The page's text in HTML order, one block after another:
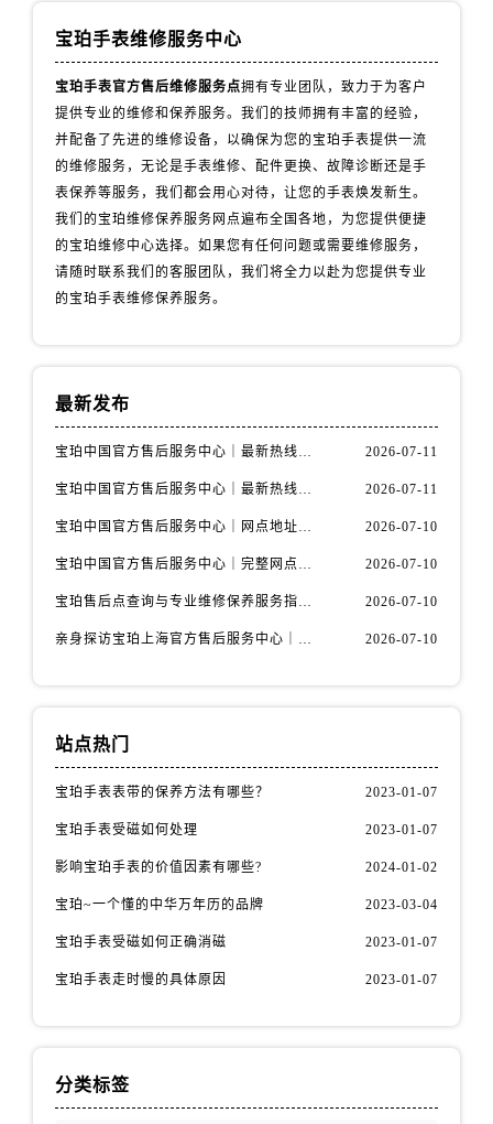
江苏省宿迁市宿城区西湖路宝珀售后服务中心（需提前预约）
江苏省徐州市鼓楼区淮海东路29号苏宁广场IFC国际金融中心35层3508室宝珀售后服务中心（需提前预约）
江苏省盐城市盐都区世纪大道5号盐城金融城写字楼1号楼16层1604室宝珀售后服务中心（需提前预约）
江苏省扬州市邗江区国展路29号星耀天地写字楼1号楼18层1803室宝珀售后服务中心（需提前预约）
山东省济南市历下区经十路11111号华润中心写字楼（万象城）15层1508室宝珀售后服务中心（需提前预约）
宝珀手表维修服务中心
宝珀手表官方售后维修服务点拥有专业团队，致力于为客户
提供专业的维修和保养服务。我们的技师拥有丰富的经验，
并配备了先进的维修设备，以确保为您的宝珀手表提供一流
的维修服务，无论是手表维修、配件更换、故障诊断还是手
表保养等服务，我们都会用心对待，让您的手表焕发新生。
我们的宝珀维修保养服务网点遍布全国各地，为您提供便捷
的宝珀维修中心选择。如果您有任何问题或需要维修服务，
请随时联系我们的客服团队，我们将全力以赴为您提供专业
的宝珀手表维修保养服务。
最新发布
宝珀中国官方售后服务中心｜最新热线电话与地址权威信息通知（2026年7月最新） 2026-07-11
宝珀中国官方售后服务中心｜最新热线和全部维修地址权威信息通知（2026年7月最新） 2026-07-11
宝珀中国官方售后服务中心｜网点地址与24小时热线权威信息通知（2026年7月最新） 2026-07-10
宝珀中国官方售后服务中心｜完整网点地址与热线权威信息通知（2026年7月最新） 2026-07-10
宝珀售后点查询与专业维修保养服务指南权威公示（2026年7月最新） 2026-07-10
亲身探访宝珀上海官方售后服务中心｜网点地址及售后热线（2026年7月最新） 2026-07-10
站点热门
宝珀手表表带的保养方法有哪些？ 2023-01-07
宝珀手表受磁如何处理 2023-01-07
影响宝珀手表的价值因素有哪些? 2024-01-02
宝珀~一个懂的中华万年历的品牌 2023-03-04
宝珀手表受磁如何正确消磁 2023-01-07
宝珀手表走时慢的具体原因 2023-01-07
分类标签